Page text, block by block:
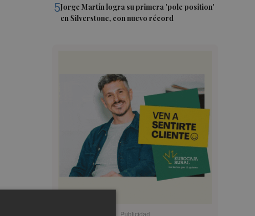
5Jorge Martín logra su primera 'pole position'
en Silverstone, con nuevo récord